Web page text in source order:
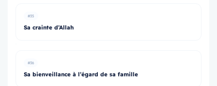
#35
Sa crainte d’Allah
#36
Sa bienveillance à l’égard de sa famille